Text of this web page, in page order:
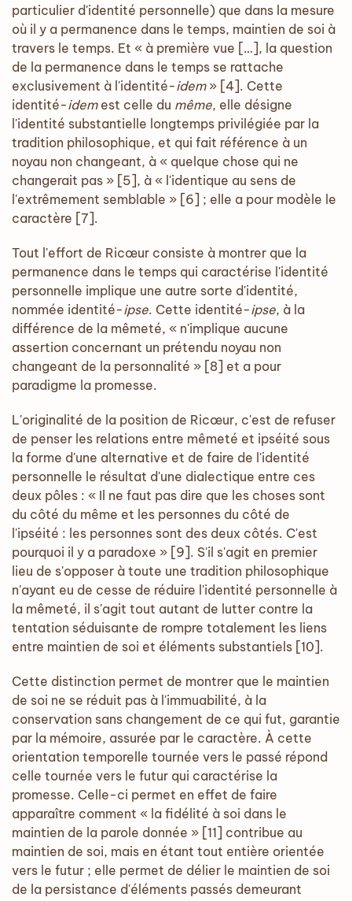
particulier d'identité personnelle) que dans la mesure
où il y a permanence dans le temps, maintien de soi à
travers le temps. Et « à première vue […], la question
de la permanence dans le temps se rattache
exclusivement à l'identité-idem» [4]. Cette
identité-idemest celle du même, elle désigne
l'identité substantielle longtemps privilégiée par la
tradition philosophique, et qui fait référence à un
noyau non changeant, à « quelque chose qui ne
changerait pas » [5], à « l'identique au sens de
l'extrêmement semblable » [6] ; elle a pour modèle le
caractère [7].
Tout l'effort de Ricœur consiste à montrer que la
permanence dans le temps qui caractérise l'identité
personnelle implique une autre sorte d'identité,
nommée identité-ipse. Cette identité-ipse, à la
différence de la mêmeté, « n'implique aucune
assertion concernant un prétendu noyau non
changeant de la personnalité » [8] et a pour
paradigme la promesse.
L'originalité de la position de Ricœur, c'est de refuser
de penser les relations entre mêmeté et ipséité sous
la forme d'une alternative et de faire de l'identité
personnelle le résultat d'une dialectique entre ces
deux pôles : « Il ne faut pas dire que les choses sont
du côté du même et les personnes du côté de
l'ipséité : les personnes sont des deux côtés. C'est
pourquoi il y a paradoxe » [9]. S'il s'agit en premier
lieu de s'opposer à toute une tradition philosophique
n'ayant eu de cesse de réduire l'identité personnelle à
la mêmeté, il s'agit tout autant de lutter contre la
tentation séduisante de rompre totalement les liens
entre maintien de soi et éléments substantiels [10].
Cette distinction permet de montrer que le maintien
de soi ne se réduit pas à l'immuabilité, à la
conservation sans changement de ce qui fut, garantie
par la mémoire, assurée par le caractère. À cette
orientation temporelle tournée vers le passé répond
celle tournée vers le futur qui caractérise la
promesse. Celle-ci permet en effet de faire
apparaître comment « la fidélité à soi dans le
maintien de la parole donnée » [11] contribue au
maintien de soi, mais en étant tout entière orientée
vers le futur ; elle permet de délier le maintien de soi
de la persistance d'éléments passés demeurant